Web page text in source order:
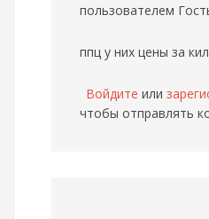
пользователем
ппц у них цены за
Войдите или
чтобы отправлять